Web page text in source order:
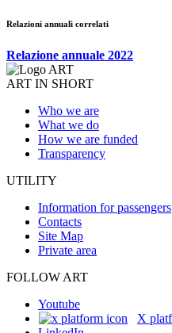
Relazioni annuali correlati
Relazione annuale 2022
ART IN SHORT
Who we are
What we do
How we are funded
Transparency
UTILITY
Information for passengers
Contacts
Site Map
Private area
FOLLOW ART
Youtube
X